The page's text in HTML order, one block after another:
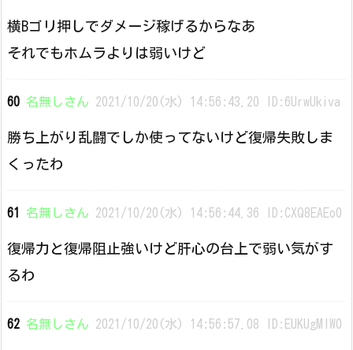
横Bゴリ押しでダメージ稼げるからなあ
それでもホムラよりは弱いけど
60 名無しさん 2021/10/20(水) 14:56:43.20 ID:6UrwUkiva
勝ち上がり乱闘でしか使ってないけど復帰失敗しま
くったわ
61 名無しさん 2021/10/20(水) 14:56:44.36 ID:CXQ8EAEo0
復帰力と復帰阻止強いけど肝心の台上で弱い気がす
るわ
62 名無しさん 2021/10/20(水) 14:56:57.08 ID:EUKUgMlW0